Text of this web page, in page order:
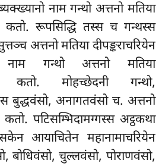
नाम गन्थो अत्तनो मतिया
कतो. रूपसिद्धि तस्स च गन्थस्स
अत्तनो मतिया दीपङ्कराचरियेन
गन्थो अत्तनो मतिया
कतो. मोहच्छेदनी गन्थो,
बुद्धवंसो, अनागतवंसो च. अत्तनो
पटिसम्भिदामग्गस्स अट्ठकथा
आयाचितेन महानामाचरियेन
बोधिवंसो, चुल्लवंसो, पोराणवंसो,